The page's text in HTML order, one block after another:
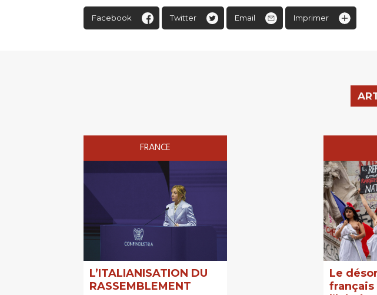
Facebook Twitter Email Imprimer
FRANCE
L’ITALIANISATION DU
RASSEMBLEMENT
Le
français